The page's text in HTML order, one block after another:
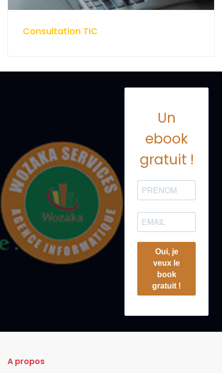
Consultation TIC
Un
ebook
gratuit !
Oui, je
veux le
book
gratuit !
A propos